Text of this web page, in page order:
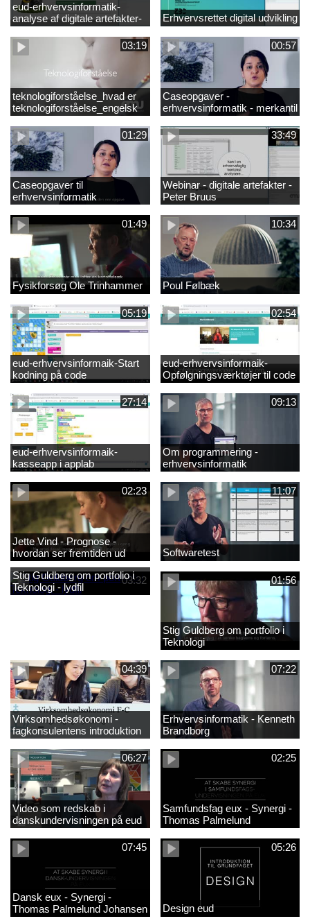
eud-erhvervsinformatik-
analyse af digitale artefakter-
Erhvervsrettet digital udvikling
03:19
teknologiforståelse_hvad er
teknologiforståelse_engelsk
00:57
Caseopgaver -
erhvervsinformatik - merkantil
01:29
Caseopgaver til
erhvervsinformatik
33:49
Webinar - digitale artefakter -
Peter Bruus
01:49
Fysikforsøg Ole Trinhammer
10:34
Poul Følbæk
05:19
eud-erhvervsinformaik-Start
kodning på code
02:54
eud-erhvervsinformaik-
Opfølgningsværktøjer til code
27:14
eud-erhvervsinformaik-
kasseapp i applab
09:13
Om programmering -
erhvervsinformatik
02:23
Jette Vind - Prognose -
hvordan ser fremtiden ud
11:07
Softwaretest
03:32
Stig Guldberg om portfolio i
Teknologi - lydfil
01:56
Stig Guldberg om portfolio i
Teknologi
04:39
Virksomhedsøkonomi -
fagkonsulentens introduktion
til faget 2
07:22
Erhvervsinformatik - Kenneth
Brandborg
06:27
Video som redskab i
danskundervisningen på eud
02:25
Samfundsfag eux - Synergi -
Thomas Palmelund
07:45
Dansk eux - Synergi -
Thomas Palmelund Johansen
05:26
Design eud